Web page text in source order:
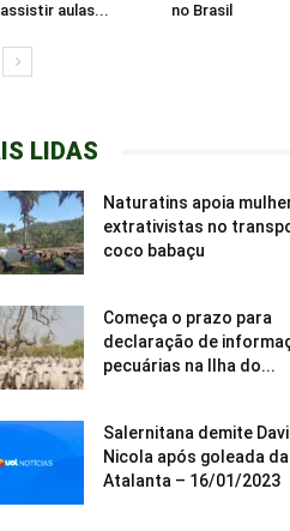
aulas...
no Brasil
LIDAS
Naturatins apoia
extrativistas no
coco babaçu
Começa o prazo para
declaração de
pecuárias na Ilha do...
Salernitana demite
Nicola após goleada da
Atalanta – 16/01/2023